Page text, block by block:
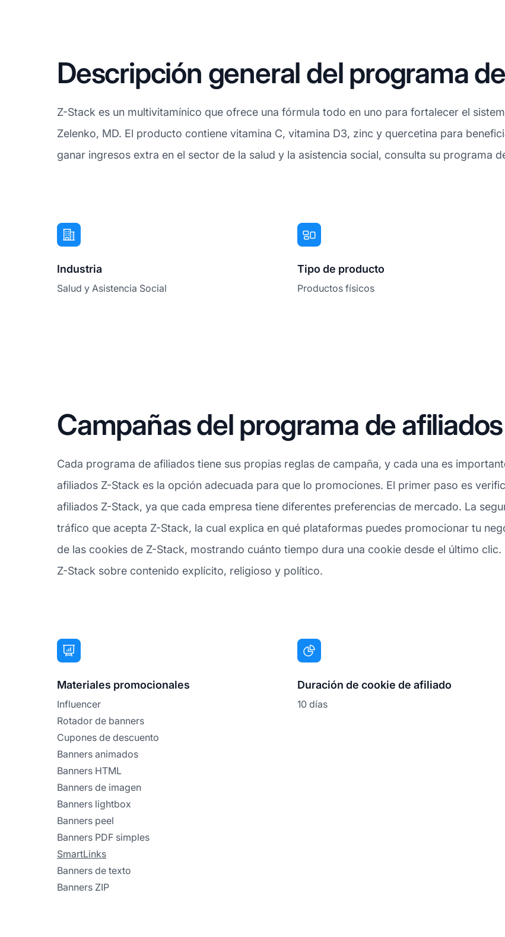
Descripción general del programa
Z-Stack es un multivitamínico que ofrece una fórmula todo en uno para fortalecer el
Zelenko, MD. El producto contiene vitamina C, vitamina D3, zinc y quercetina para
ganar ingresos extra en el sector de la salud y la asistencia social, consulta su programa
Industria
Salud y Asistencia Social
Tipo de producto
Productos físicos
Campañas del programa de
Cada programa de afiliados tiene sus propias reglas de campaña, y cada una es
afiliados Z-Stack es la opción adecuada para que lo promociones. El primer paso es
afiliados Z-Stack, ya que cada empresa tiene diferentes preferencias de mercado. La
tráfico que acepta Z-Stack, la cual explica en qué plataformas puedes promocionar tu
de las cookies de Z-Stack, mostrando cuánto tiempo dura una cookie desde el último
Z-Stack sobre contenido explícito, religioso y político.
Materiales promocionales
Influencer
Rotador de banners
Cupones de descuento
Banners animados
Banners HTML
Banners de imagen
Banners lightbox
Banners peel
Banners PDF simples
SmartLinks
Banners de texto
Banners ZIP
Duración de cookie de afiliado
10 días